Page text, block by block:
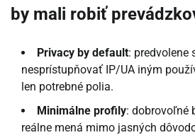
by mali robiť
Privacy by default: predvolene
nesprístupňovať IP/UA iným
len potrebné polia.
Minimálne profily: dobrovoľné
reálne mená mimo jasných